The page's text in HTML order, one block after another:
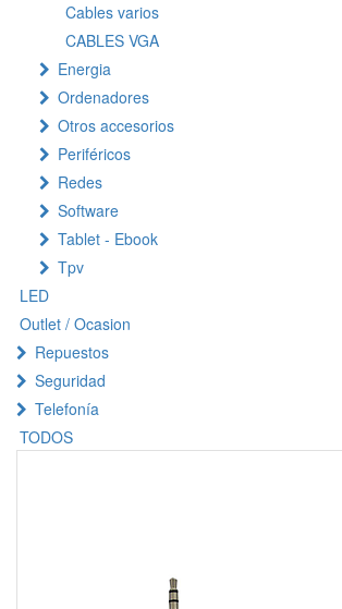
Cables varios
CABLES VGA
Energia
Ordenadores
Otros accesorios
Periféricos
Redes
Software
Tablet - Ebook
Tpv
LED
Outlet / Ocasion
Repuestos
Seguridad
Telefonía
TODOS